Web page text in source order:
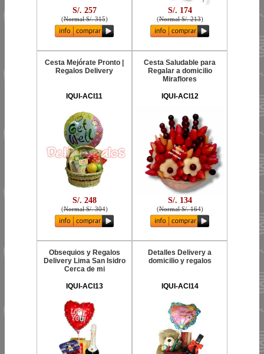
S/. 257
(Normal S/. 315)
S/. 174
(Normal S/. 213)
Cesta Mejórate Pronto |
Regalos Delivery
IQUI-ACI11
S/. 248
(Normal S/. 304)
Cesta Saludable para
Regalar a domicilio
Miraflores
IQUI-ACI12
S/. 134
(Normal S/. 164)
Obsequios y Regalos
Delivery Lima San Isidro
Cerca de mi
IQUI-ACI13
Detalles Delivery a
domicilio y regalos
IQUI-ACI14